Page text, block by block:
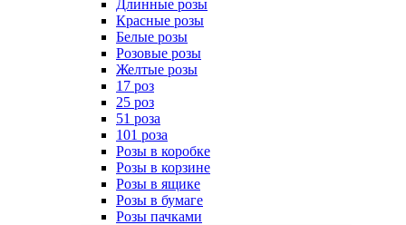
Длинные розы
Красные розы
Белые розы
Розовые розы
Желтые розы
17 роз
25 роз
51 роза
101 роза
Розы в коробке
Розы в корзине
Розы в ящике
Розы в бумаге
Розы пачками